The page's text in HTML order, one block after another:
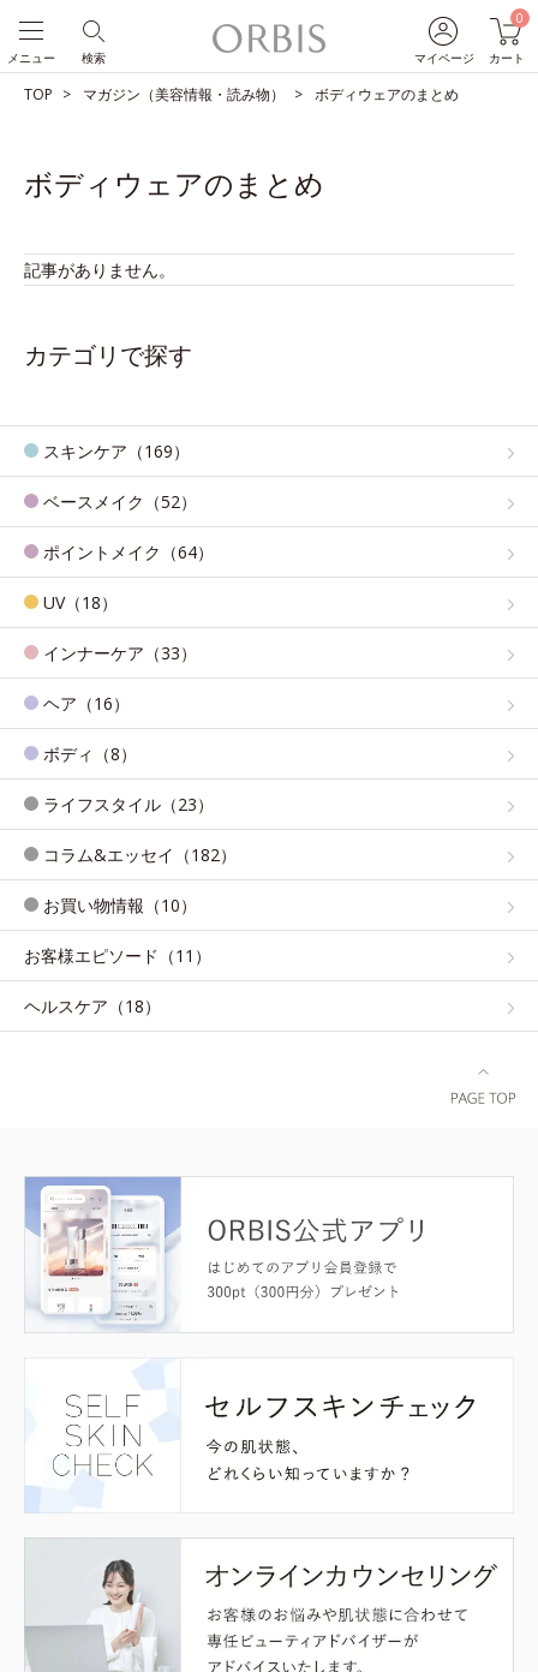
マイページ
0
カート
検索
メニュー
TOP マガジン（美容情報・読み物） ボディウェアのまとめ
ボディウェアのまとめ
記事がありません。
カテゴリで探す
スキンケア（169）
ベースメイク（52）
ポイントメイク（64）
UV（18）
インナーケア（33）
ヘア（16）
ボディ（8）
ライフスタイル（23）
コラム&エッセイ（182）
お買い物情報（10）
お客様エピソード（11）
ヘルスケア（18）